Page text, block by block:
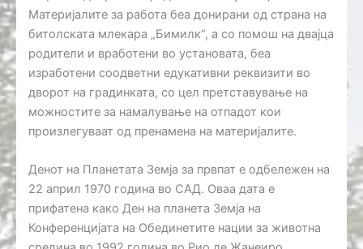
Материјалите за работа беа донирани од страна на
битолската млекара „Бимилк“, а со помош на двајца
родители и вработени во установата, беа
изработени соодветни едукативни реквизити во
дворот на градинката, со цел претставување на
можностите за намалување на отпадот кои
произлегуваат од пренамена на материјалите.
Денот на Планетата Земја за првпат е одбележен на
22 април 1970 година во САД. Оваа дата е
прифатена како Ден на планета Земја на
Конференцијата на Обединетите нации за животна